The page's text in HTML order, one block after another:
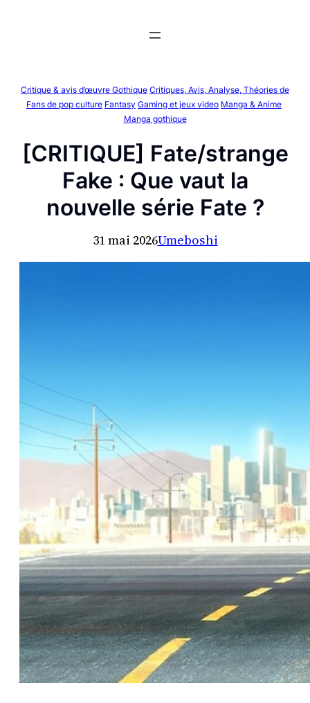
Critique & avis d’œuvre Gothique Critiques, Avis, Analyse, Théories de
Fans de pop culture Fantasy Gaming et jeux video Manga & Anime
Manga gothique
[CRITIQUE] Fate/strange
Fake : Que vaut la
nouvelle série Fate ?
31 mai 2026Umeboshi